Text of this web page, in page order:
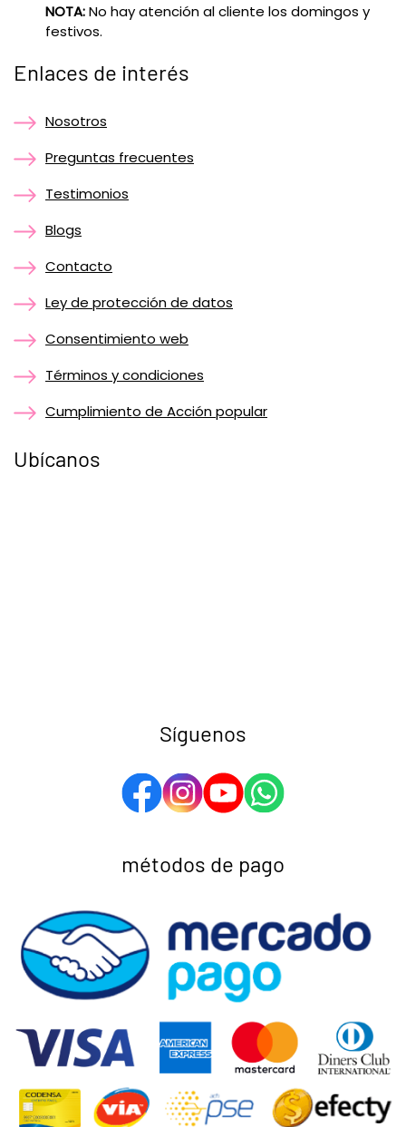
NOTA:No hay atención al cliente los domingos y
festivos.
Enlaces de interés
Nosotros
Preguntas frecuentes
Testimonios
Blogs
Contacto
Ley de protección de datos
Consentimiento web
Términos y condiciones
Cumplimiento de Acción popular
Ubícanos
Síguenos
métodos de pago